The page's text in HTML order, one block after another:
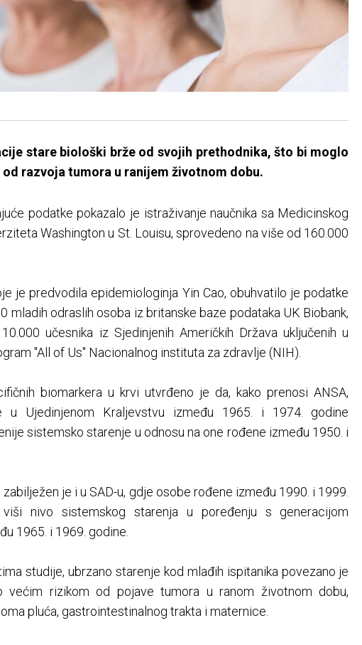
stare biološki brže od svojih prethodnika, što bi moglo
razvoja tumora u ranijem životnom dobu.
podatke pokazalo je istraživanje naučnika sa Medicinskog
Washington u St. Louisu, sprovedeno na više od 160.000
je predvodila epidemiologinja Yin Cao, obuhvatilo je podatke
mladih odraslih osoba iz britanske baze podataka UK Biobank,
učesnika iz Sjedinjenih Američkih Država uključenih u
"All of Us" Nacionalnog instituta za zdravlje (NIH).
biomarkera u krvi utvrđeno je da, kako prenosi ANSA,
u Ujedinjenom Kraljevstvu između 1965. i 1974. godine
sistemsko starenje u odnosu na one rođene između 1950. i
je i u SAD-u, gdje osobe rođene između 1990. i 1999.
nivo sistemskog starenja u poređenju s generacijom
1965. i 1969. godine.
studije, ubrzano starenje kod mlađih ispitanika povezano je
većim rizikom od pojave tumora u ranom životnom dobu,
pluća, gastrointestinalnog trakta i maternice.